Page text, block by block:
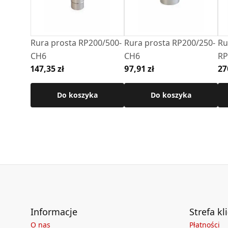
Szczegółowe wymiary znajdują się w karcie
Rura prosta RP200/500-
CH6
147,35 zł
Do koszyka
Rura prosta RP200/250-
CH6
97,91 zł
Do koszyka
Informacje
O nas
Strefa
Płatności